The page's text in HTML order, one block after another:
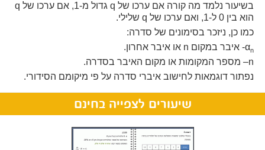
בשיעור נלמד מה קורה אם ערכו של q גדול מ-1, אם ערכו של q
הוא בין 0 ל-1, ואם ערכו של q שלילי.
כמו כן, ניזכר בסימונים של סדרה:
αn
- איבר במקום n או איבר אחרון.
n– מספר המקומות או מקום האיבר בסדרה.
נפתור דוגמאות לחישוב איברי סדרה על פי מיקומם הסידורי.
שיעורים לצפייה בחינם